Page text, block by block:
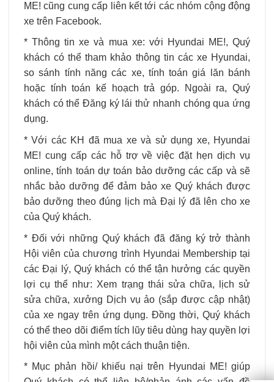
ME! cũng cung cấp liên kết tới các nhóm cộng động
xe trên Facebook.
* Thông tin xe và mua xe: với Hyundai ME!, Quý
khách có thể tham khảo thông tin các xe Hyundai,
so sánh tính năng các xe, tính toán giá lăn bánh
hoặc tính toán kế hoạch trả góp. Ngoài ra, Quý
khách có thể Đăng ký lái thử nhanh chóng qua ứng
dụng.
* Với các KH đã mua xe và sử dụng xe, Hyundai
ME! cung cấp các hỗ trợ về việc đặt hẹn dịch vụ
online, tính toán dự toán bảo dưỡng các cấp và sẽ
nhắc bảo dưỡng để đảm bảo xe Quý khách được
bảo dưỡng theo đúng lịch mà Đại lý đã lên cho xe
của Quý khách.
* Đối với những Quý khách đã đăng ký trở thành
Hội viên của chương trình Hyundai Membership tại
các Đại lý, Quý khách có thể tận hưởng các quyền
lợi cụ thể như: Xem trạng thái sửa chữa, lịch sử
sửa chữa, xưởng Dịch vụ ảo (sắp được cập nhật)
của xe ngay trên ứng dụng. Đồng thời, Quý khách
có thể theo dõi điểm tích lũy tiêu dùng hay quyền lợi
hội viên của mình một cách thuận tiện.
* Mục phản hồi/ khiếu nại trên Hyundai ME! giúp